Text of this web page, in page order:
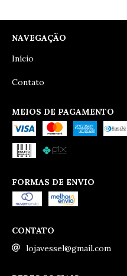
NAVEGAÇÃO
Início
Contato
MEIOS DE PAGAMENTO
FORMAS DE ENVIO
CONTATO
lojavessel@gmail.com